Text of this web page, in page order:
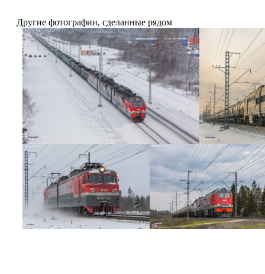
Другие фотографии, сделанные рядом